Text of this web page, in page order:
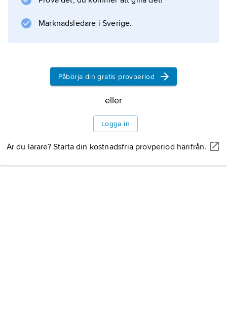
Marknadsledare i Sverige.
Påbörja din gratis provperiod
eller
Logga in
Är du lärare? Starta din kostnadsfria provperiod härifrån.